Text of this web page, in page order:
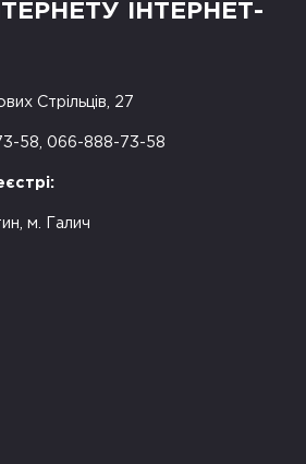
ІНТЕРНЕТ-
Стрільців, 27
58, 066-888-73-58
м. Галич